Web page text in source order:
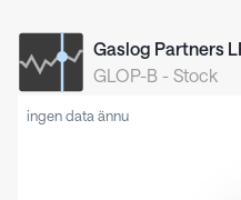
Gaslog Partners
GLOP-B - Stock
ingen data ännu